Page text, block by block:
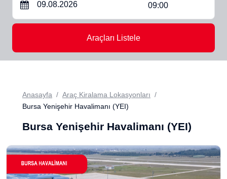
09:00
Araçları Listele
Anasayfa
Araç Kiralama Lokasyonları
Bursa Yenişehir Havalimanı (YEI)
Bursa Yenişehir Havalimanı (YEI)